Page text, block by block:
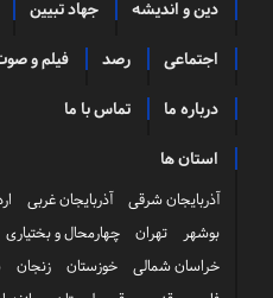
دین و اندیشه جهاد تبیین
اجتماعی رصد فیلم و
درباره ما تماس با ما
استان ها
آذربایجان شرقی آذربایجان غربی
بوشهر
تهران چهارمحال و بختیاری
خراسان شمالی
خوزستان زنجان